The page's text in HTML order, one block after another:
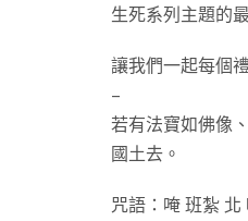
生死系列主題的
讓我們一起每個
–
若有法寶如佛像
國土去。
咒語：唵 班紮